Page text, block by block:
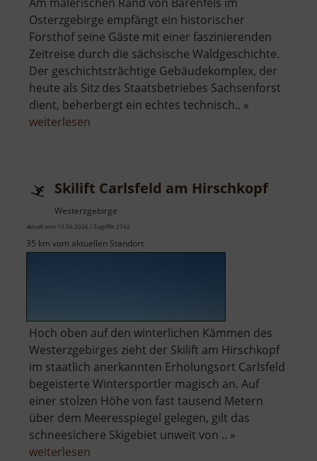
Osterzgebirge empfängt ein historischer
Forsthof seine Gäste mit einer faszinierenden
Zeitreise durch die sächsische Waldgeschichte.
Der geschichtsträchtige Gebäudekomplex, der
heute als Sitz des Staatsbetriebes Sachsenforst
dient, beherbergt ein echtes technisch.. »
weiterlesen
Arboretum
Skilift Carlsfeld am Hirschkopf
Westerzgebirge
aktuell vom 10.06.2026 / Zugriffe: 2742
35 km vom aktuellen Standort
Hoch oben auf den winterlichen Kämmen des
Westerzgebirges zieht der Skilift am Hirschkopf
im staatlich anerkannten Erholungsort Carlsfeld
begeisterte Wintersportler magisch an. Auf
einer stolzen Höhe von fast tausend Metern
über dem Meeresspiegel gelegen, gilt das
schneesichere Skigebiet unweit von .. »
weiterlesen